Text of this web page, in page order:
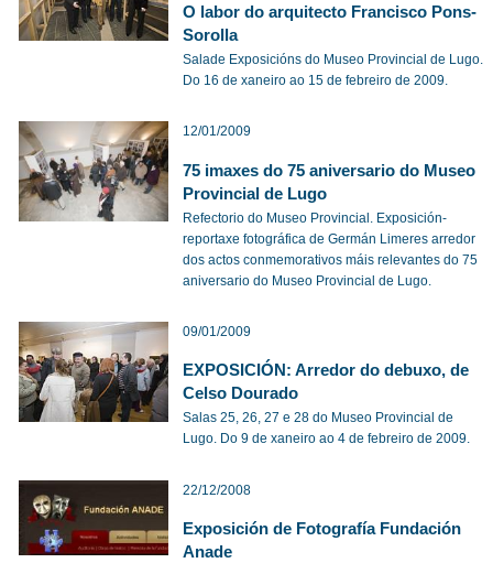
O labor do arquitecto Francisco Pons-
Sorolla
Salade Exposicións do Museo Provincial de Lugo.
Do 16 de xaneiro ao 15 de febreiro de 2009.
12/01/2009
75 imaxes do 75 aniversario do Museo
Provincial de Lugo
Refectorio do Museo Provincial. Exposición-
reportaxe fotográfica de Germán Limeres arredor
dos actos conmemorativos máis relevantes do 75
aniversario do Museo Provincial de Lugo.
09/01/2009
EXPOSICIÓN: Arredor do debuxo, de
Celso Dourado
Salas 25, 26, 27 e 28 do Museo Provincial de
Lugo. Do 9 de xaneiro ao 4 de febreiro de 2009.
22/12/2008
Exposición de Fotografía Fundación
Anade